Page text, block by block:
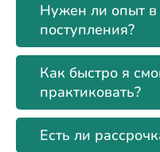
Нужен ли опыт в
поступления?
Как быстро я
практиковать?
Есть ли